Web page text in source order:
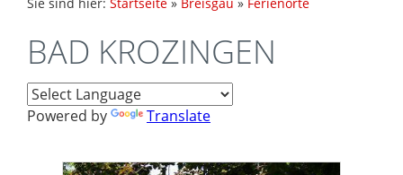
BAD KROZINGEN
Powered by Translate